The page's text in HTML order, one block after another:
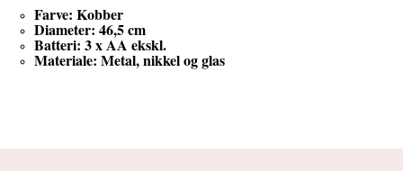
Farve: Kobber
Diameter: 46,5 cm
Batteri: 3 x AA ekskl.
Materiale: Metal, nikkel og glas